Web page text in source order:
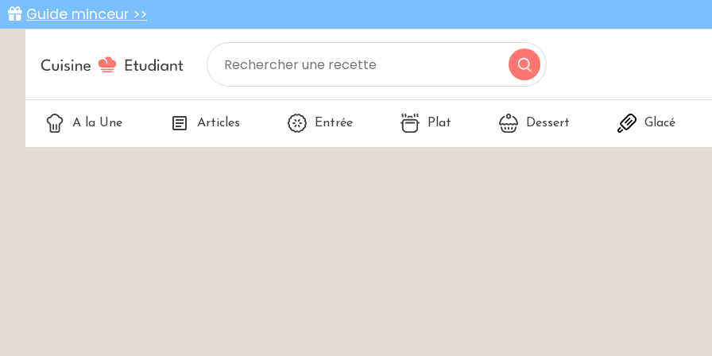
Guide minceur >>
A la Une Articles Entrée Plat Dessert Glacé